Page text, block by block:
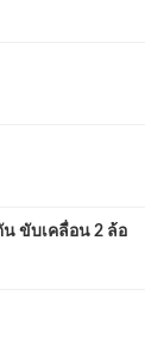
ขับเคลื่อน 2 ล้อ